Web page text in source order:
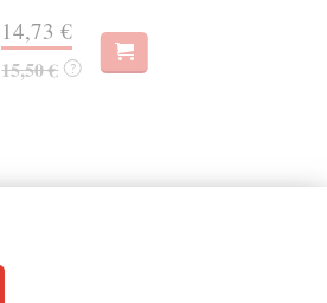
14,73 €
15,50 € ?